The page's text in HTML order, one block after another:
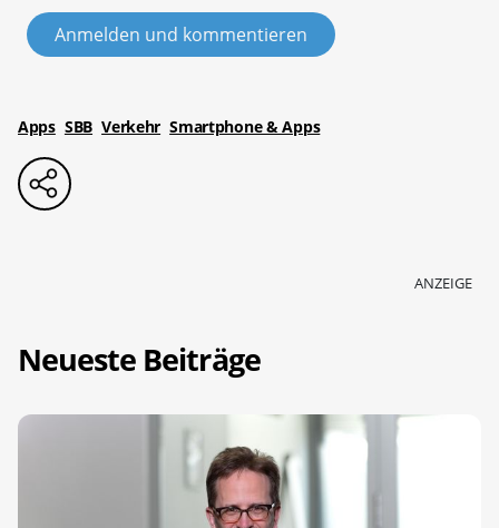
Anmelden und kommentieren
Apps SBB Verkehr Smartphone & Apps
ANZEIGE
Neueste Beiträge